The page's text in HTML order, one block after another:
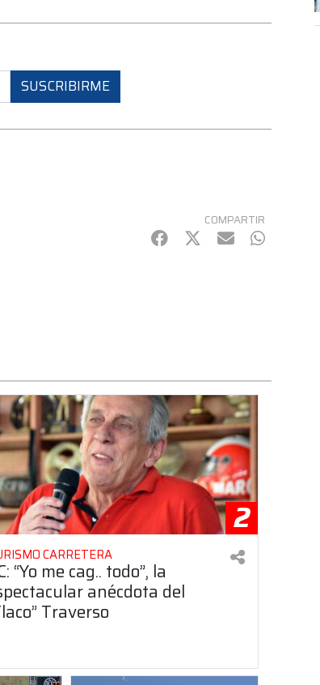
SUSCRIBIRME
COMPARTIR
Facebook
Twitter
mail WhatsApp
2
CARRETERA
“Yo me cag.. todo”, la
anécdota del
Traverso